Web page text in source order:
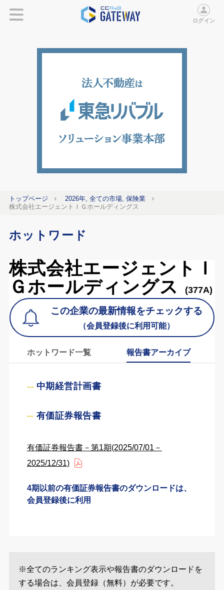
ログイン
トップページ
2026年, 全ての市場, 保険業
株式会社エージェントＩＧホールディングス
ホットワード
株式会社エージェントＩ
Ｇホールディングス
(377A)
この企業の最新情報をチェックする
（会員登録後に利用可能）
ホットワード一覧 報告書アーカイブ
中期経営計画書
有価証券報告書
有価証券報告書－第1期(2025/07/01－
2025/12/31)
4期以前の有価証券報告書のダウンロードは、
会員登録後に利用
※全てのランキング表示や報告書のダウンロードを
する場合は、会員登録（無料）が必要です。